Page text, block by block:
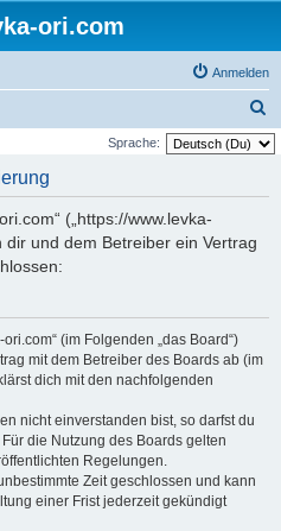
ori.com
Anmelden
u
Sprache:
(„https://www.levka-
dir und dem Betreiber ein Vertrag
(im Folgenden „das Board“)
mit dem Betreiber des Boards ab (im
dich mit den nachfolgenden
nicht einverstanden bist, so darfst du
die Nutzung des Boards gelten
Regelungen.
Zeit geschlossen und kann
einer Frist jederzeit gekündigt